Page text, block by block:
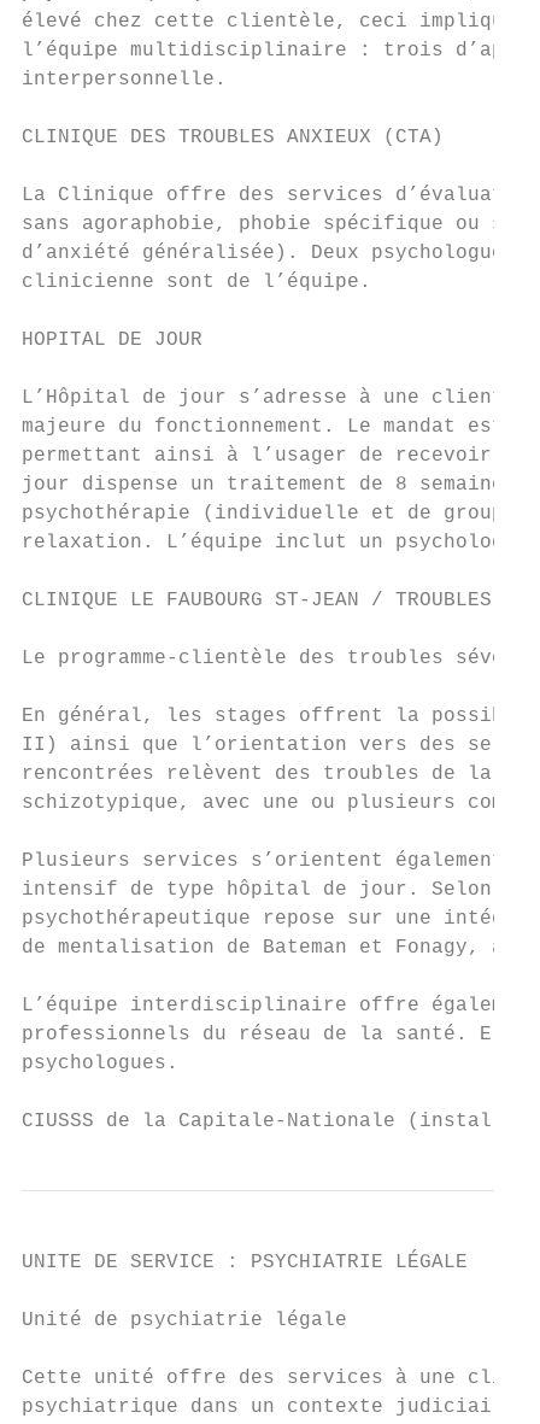
élevé chez cette clientèle, ceci implique
l’équipe multidisciplinaire : trois
interpersonnelle.
CLINIQUE DES TROUBLES ANXIEUX (CTA)
La Clinique offre des services
sans agoraphobie, phobie spécifique ou
d’anxiété généralisée). Deux
clinicienne sont de l’équipe.
HOPITAL DE JOUR
L’Hôpital de jour s’adresse à une
majeure du fonctionnement. Le mandat
permettant ainsi à l’usager de recevoir
jour dispense un traitement de 8 semaines
psychothérapie (individuelle et de groupe),
relaxation. L’équipe inclut un
CLINIQUE LE FAUBOURG ST-JEAN / TROUBLES
Le programme-clientèle des troubles
En général, les stages offrent la
II) ainsi que l’orientation vers des
rencontrées relèvent des troubles de la
schizotypique, avec une ou plusieurs
Plusieurs services s’orientent
intensif de type hôpital de jour. Selon
psychothérapeutique repose sur une
de mentalisation de Bateman et Fonagy,
L’équipe interdisciplinaire offre également
professionnels du réseau de la santé.
psychologues.
CIUSSS de la Capitale-Nationale
UNITE DE SERVICE : PSYCHIATRIE LÉGALE
Unité de psychiatrie légale
Cette unité offre des services à une
psychiatrique dans un contexte judiciaire